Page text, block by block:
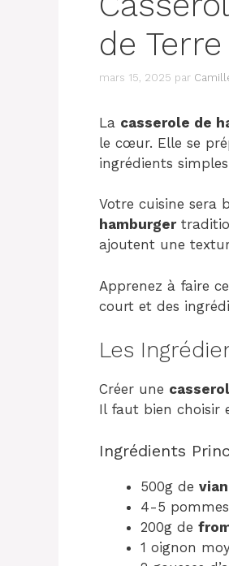
de
mars 15, 2025 par
La casserole de
le cœur. Elle se
ingrédients
Votre cuisine sera
hamburger
ajoutent une
Apprenez à faire
court et des
Les
Créer une
Il faut bien choisir
Ingrédients
500g de
4-5
200g de
1 oignon